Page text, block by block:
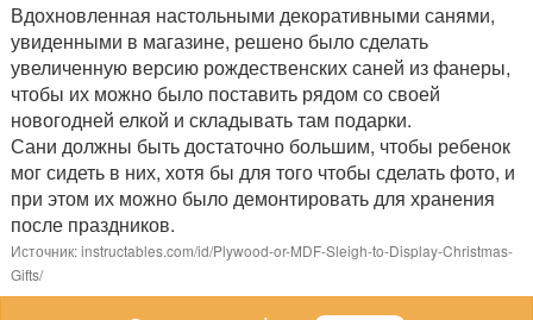
Вдохновленная настольными декоративными санями,
увиденными в магазине, решено было сделать
увеличенную версию рождественских саней из фанеры,
чтобы их можно было поставить рядом со своей
новогодней елкой и складывать там подарки.
Сани должны быть достаточно большим, чтобы ребенок
мог сидеть в них, хотя бы для того чтобы сделать фото, и
при этом их можно было демонтировать для хранения
после праздников.
Источник: instructables.com/id/Plywood-or-MDF-Sleigh-to-Display-Christmas-
Gifts/